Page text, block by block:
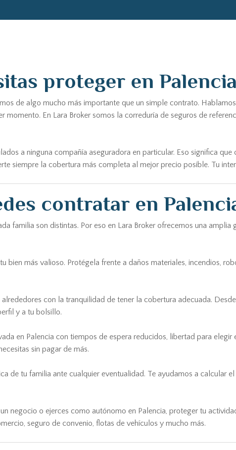
proteger en
de algo mucho más importante que un simple contrato.
momento. En Lara Broker somos la correduría de seguros de
a ninguna compañía aseguradora en particular. Eso significa que
siempre la cobertura más completa al mejor precio posible. Tu
contratar en
familia son distintas. Por eso en Lara Broker ofrecemos una
bien más valioso. Protégela frente a daños materiales, incendios,
alrededores con la tranquilidad de tener la cobertura adecuada.
y a tu bolsillo.
en Palencia con tiempos de espera reducidos, libertad para
sin pagar de más.
de tu familia ante cualquier eventualidad. Te ayudamos a calcular
negocio o ejerces como autónomo en Palencia, proteger tu
seguro de convenio, flotas de vehículos y mucho más.